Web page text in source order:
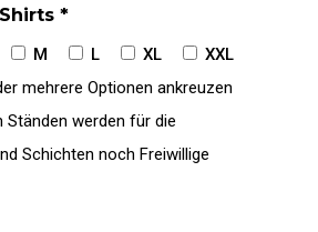
*
M L XL
XXL
mehrere Optionen ankreuzen
Ständen werden für die
Schichten noch Freiwillige